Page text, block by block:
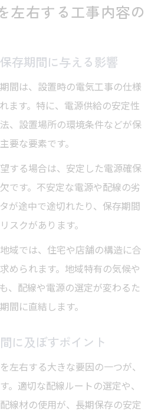
左右する工事内容の
存期間に与える影響
間は、設置時の電気工事の仕様
ます。特に、電源供給の安定性
、設置場所の環境条件などが保
要な要素です。
する場合は、安定した電源確保
です。不安定な電源や配線の劣
が途中で途切れたり、保存期間
スクがあります。
域では、住宅や店舗の構造に合
められます。地域特有の気候や
、配線や電源の選定が変わるた
間に直結します。
に及ぼすポイント
左右する大きな要因の一つが、
。適切な配線ルートの選定や、
線材の使用が、長期保存の安定